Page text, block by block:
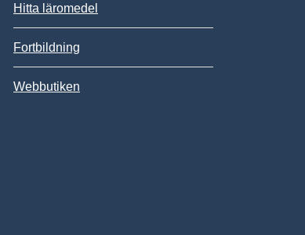
Hitta läromedel
Fortbildning
Webbutiken